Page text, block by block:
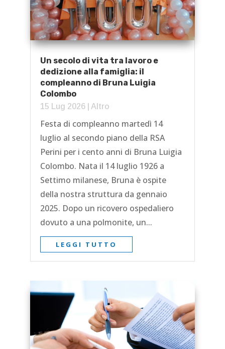
Un secolo di vita tra lavoro e
dedizione alla famiglia: il
compleanno di Bruna Luigia
Colombo
15 Lug 2026| Altro
Festa di compleanno martedì 14
luglio al secondo piano della RSA
Perini per i cento anni di Bruna Luigia
Colombo. Nata il 14 luglio 1926 a
Settimo milanese, Bruna è ospite
della nostra struttura da gennaio
2025. Dopo un ricovero ospedaliero
dovuto a una polmonite, un...
LEGGI TUTTO